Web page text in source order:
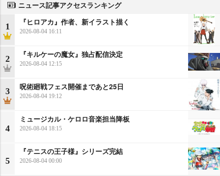
ニュース記事アクセスランキング
1
『ヒロアカ』作者、新イラスト描く
2026-08-04 16:11
2
『キルケーの魔女』独占配信決定
2026-08-04 12:15
3
呪術廻戦フェス開催まであと25日
2026-08-04 19:12
4
ミュージカル・ケロロ音楽担当降板
2026-08-04 18:15
5
『テニスの王子様』シリーズ完結
2026-08-04 00:00